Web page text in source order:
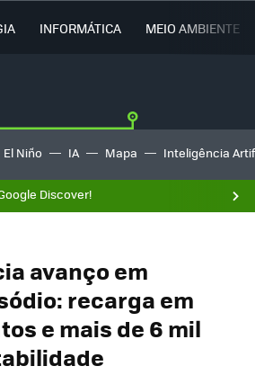
INFORMÁTICA MEIO AMBIENTE
El Niño IA Mapa Inteligência
Discover!
avanço em
recarga em
e mais de 6 mil